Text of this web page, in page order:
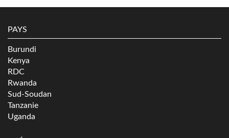
PAYS
Burundi
Kenya
RDC
Rwanda
Sud-Soudan
Tanzanie
Uganda